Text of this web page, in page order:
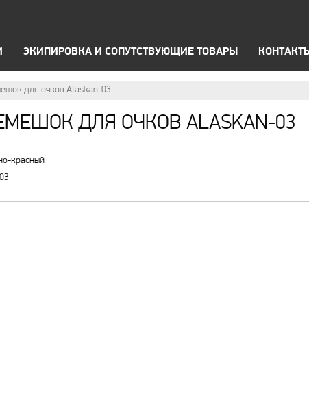
ТЕРМОБЕЛЬЕ ОПТИКА
ЭКИПИРОВКА И СОПУТСТВУЮЩИЕ ТОВАРЫ
для очков Alaskan-03
ДЛЯ ОЧКОВ ALASKAN-03
красный